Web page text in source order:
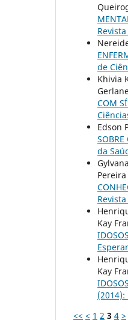
de
Khivia
COM
Edson
da
Kay
IDOSOS
Kay
(2014):
<< < 1 2 3 4 >